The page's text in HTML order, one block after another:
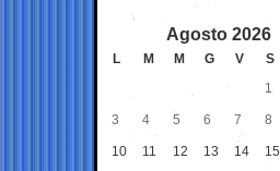
Agosto 2026
L M M G V S
1
3 4 5 6 7 8
10 11 12 13 14 15